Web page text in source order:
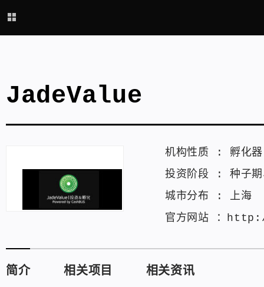
JadeValue
机构性质 : 孵化器
投资阶段 : 种子期
城市分布 : 上海
官方网站 ：
简介 相关项目 相关资讯